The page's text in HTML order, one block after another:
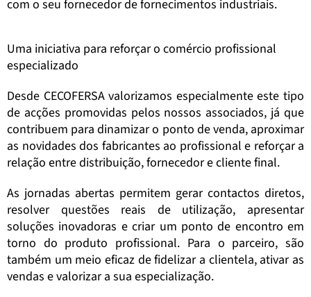
com o seu fornecedor de fornecimentos industriais.
Uma iniciativa para reforçar o comércio profissional
especializado
Desde CECOFERSA valorizamos especialmente este tipo
de acções promovidas pelos nossos associados, já que
contribuem para dinamizar o ponto de venda, aproximar
as novidades dos fabricantes ao profissional e reforçar a
relação entre distribuição, fornecedor e cliente final.
As jornadas abertas permitem gerar contactos diretos,
resolver questões reais de utilização, apresentar
soluções inovadoras e criar um ponto de encontro em
torno do produto profissional. Para o parceiro, são
também um meio eficaz de fidelizar a clientela, ativar as
vendas e valorizar a sua especialização.